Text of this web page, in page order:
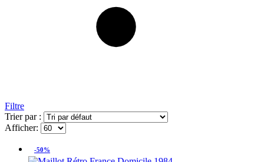
Filtre
Trier par :
Afficher:
-50%